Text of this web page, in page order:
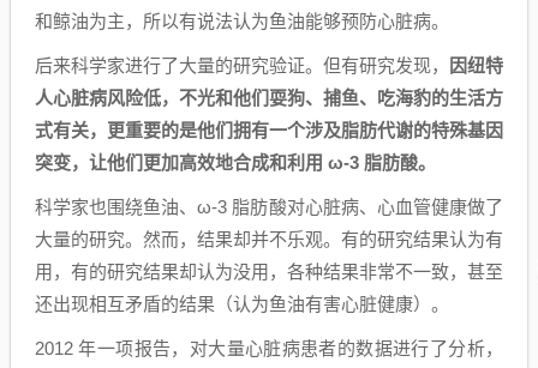
和鲸油为主，所以有说法认为鱼油能够预防心脏病。
后来科学家进行了大量的研究验证。但有研究发现，
因纽特
人心脏病风险低，不光和他们耍狗、捕鱼、吃海豹的生活方
式有关，更重要的是他们拥有一个涉及脂肪代谢的特殊基因
突变，让他们更加高效地合成和利用 ω-3 脂肪酸。
科学家也围绕鱼油、ω-3 脂肪酸对心脏病、心血管健康做了
大量的研究。然而，结果却并不乐观。有的研究结果认为有
用，有的研究结果却认为没用，各种结果非常不一致，甚至
还出现相互矛盾的结果（认为鱼油有害心脏健康）。
2012 年一项报告，对大量心脏病患者的数据进行了分析，